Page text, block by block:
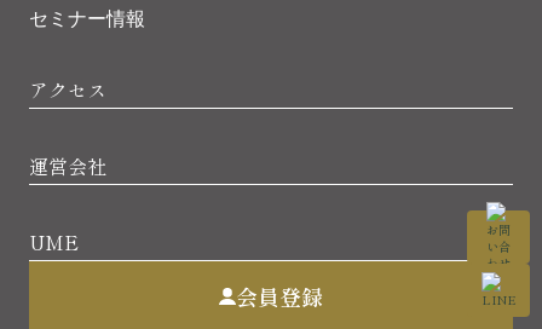
セミナー情報
アクセス
運営会社
UME
会員登録